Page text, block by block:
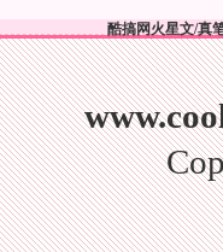
酷搞网火星文/真